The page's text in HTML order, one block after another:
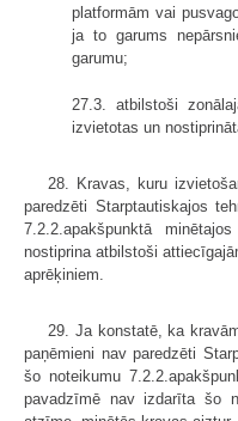
platformām vai
ja to garums
garumu;
27.3. atbilstoši
izvietotas un
28. Kravas, kuru
paredzēti Starptautiskajos
7.2.2.apakšpunktā
nostiprina atbilstoši
aprēķiniem.
29. Ja konstatē, ka
paņēmieni nav paredzēti
šo noteikumu
pavadzīmē nav izdarīta šo